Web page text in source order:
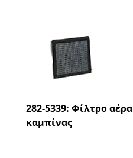
282-5339: Φίλτρο αέρα
καμπίνας